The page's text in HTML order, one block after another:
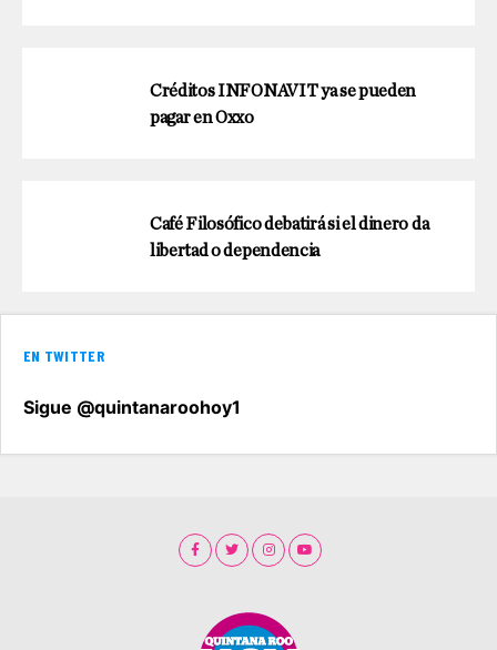
Créditos INFONAVIT ya se pueden
pagar en Oxxo
Café Filosófico debatirá si el dinero da
libertad o dependencia
EN TWITTER
Sigue @quintanaroohoy1